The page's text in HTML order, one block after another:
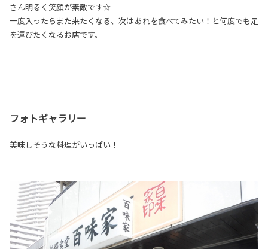
さん明るく笑顔が素敵です☆
一度入ったらまた来たくなる、次はあれを食べてみたい！と何度でも足
を運びたくなるお店です。
フォトギャラリー
美味しそうな料理がいっぱい！